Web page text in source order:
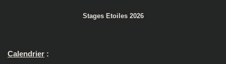
Stages Etoiles 2026
Calendrier :